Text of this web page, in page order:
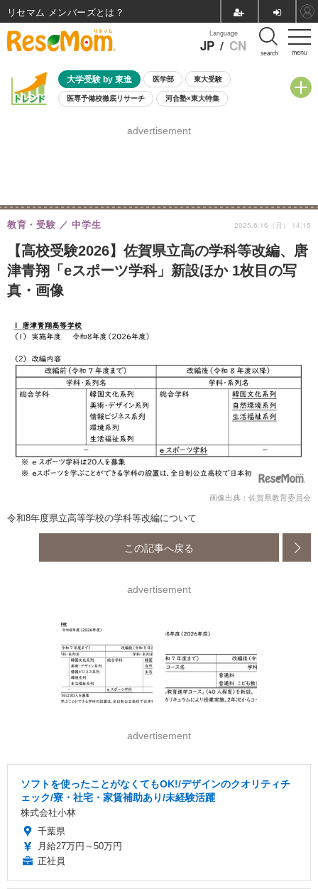
menu
Language
JP / CN search
大学受験 by 東進 医学部 東大受験
医専予備校徹底リサーチ 河合塾×東大特集
8月開催学校説明会・相談会
advertisement
【高校受験2026】佐賀県立高の学科等改編、唐
津青翔「eスポーツ学科」新設ほか 1枚目の写
真・画像
教育・受験 中学生 2025.6.16（月） 14:15
画像出典：佐賀県教育委員会
令和8年度県立高等学校の学科等改編について
この記事へ戻る
advertisement
advertisement
ソフトを使ったことがなくてもOK!/デザインのクオリティチ
ェック/寮・社宅・家賃補助あり/未経験活躍
株式会社小林
千葉県
月給27万円～50万円
正社員
リセマム メンバーズ